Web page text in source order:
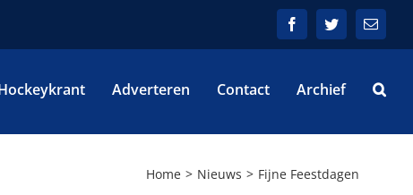
FacebookTwitterE-
mail
Adverteren Contact Archief
Home Nieuws Fijne Feestdagen